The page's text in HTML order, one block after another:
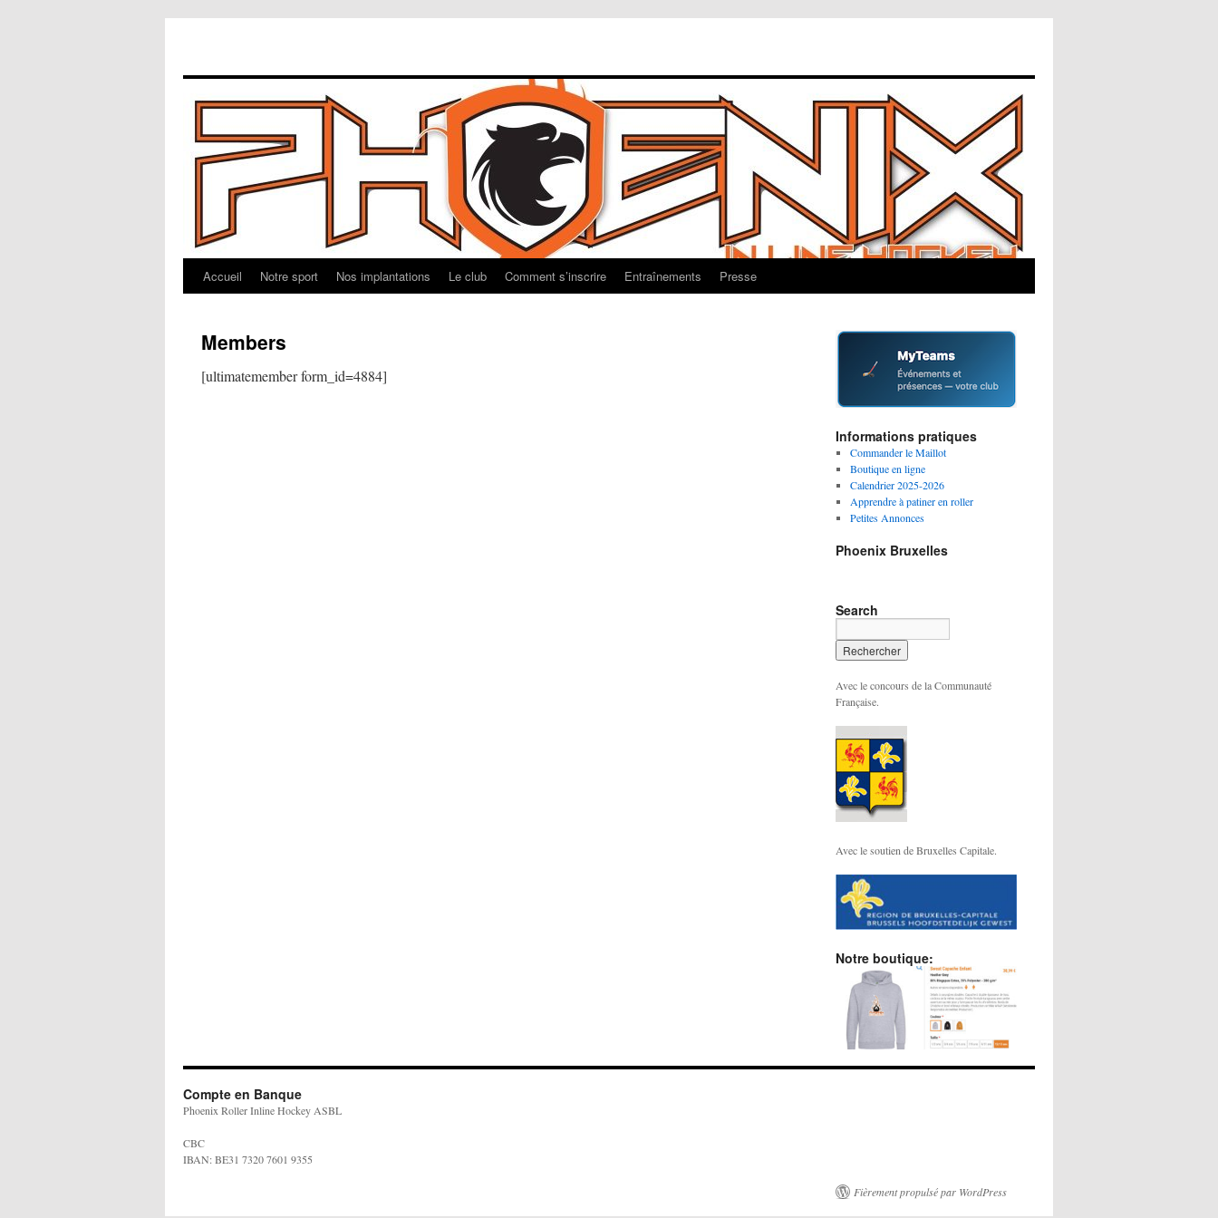
Aller
contenu
Accueil Notre sport Nos implantations Le club Comment s’inscrire Entraînements Presse
Members
[ultimatemember form_id=4884]
Informations pratiques
Commander le Maillot
Boutique en ligne
Calendrier 2025-2026
Apprendre à patiner en roller
Petites Annonces
Phoenix Bruxelles
Search
Avec le concours de la Communauté
Française.
Avec le soutien de Bruxelles Capitale.
Notre boutique:
Compte en Banque
Phoenix Roller Inline Hockey ASBL
CBC
IBAN: BE31 7320 7601 9355
Fièrement propulsé par WordPress